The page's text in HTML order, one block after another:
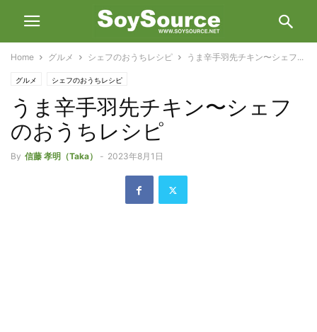
Home グルメ シェフのおうちレシピ うま辛手羽先チキン〜シェフ...
グルメ シェフのおうちレシピ
うま辛手羽先チキン〜シェフ
のおうちレシピ
By 信藤 孝明（Taka） - 2023年8月1日